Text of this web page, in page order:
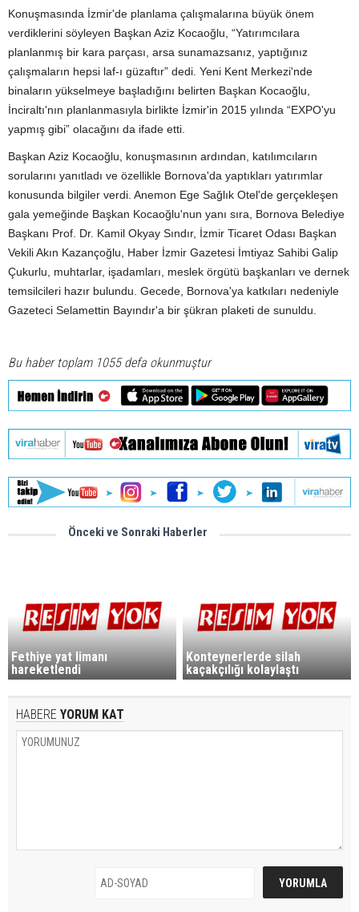
Konuşmasında İzmir'de planlama çalışmalarına büyük önem
verdiklerini söyleyen Başkan Aziz Kocaoğlu, “Yatırımcılara
planlanmış bir kara parçası, arsa sunamazsanız, yaptığınız
çalışmaların hepsi laf-ı güzaftır” dedi. Yeni Kent Merkezi'nde
binaların yükselmeye başladığını belirten Başkan Kocaoğlu,
İnciraltı'nın planlanmasıyla birlikte İzmir'in 2015 yılında “EXPO'yu
yapmış gibi” olacağını da ifade etti.
Başkan Aziz Kocaoğlu, konuşmasının ardından, katılımcıların
sorularını yanıtladı ve özellikle Bornova'da yaptıkları yatırımlar
konusunda bilgiler verdi. Anemon Ege Sağlık Otel'de gerçekleşen
gala yemeğinde Başkan Kocaoğlu'nun yanı sıra, Bornova Belediye
Başkanı Prof. Dr. Kamil Okyay Sındır, İzmir Ticaret Odası Başkan
Vekili Akın Kazançoğlu, Haber İzmir Gazetesi İmtiyaz Sahibi Galip
Çukurlu, muhtarlar, işadamları, meslek örgütü başkanları ve dernek
temsilcileri hazır bulundu. Gecede, Bornova'ya katkıları nedeniyle
Gazeteci Selamettin Bayındır'a bir şükran plaketi de sunuldu.
Bu haber toplam 1055 defa okunmuştur
Önceki ve Sonraki Haberler
Fethiye yat limanı
hareketlendi
Konteynerlerde silah
kaçakçılığı kolaylaştı
HABERE YORUM KAT